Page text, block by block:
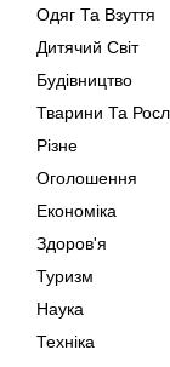
Одяг Та Взуття
Дитячий Світ
Будівництво
Тварини Та
Різне
Оголошення
Економіка
Здоров'я
Туризм
Наука
Техніка